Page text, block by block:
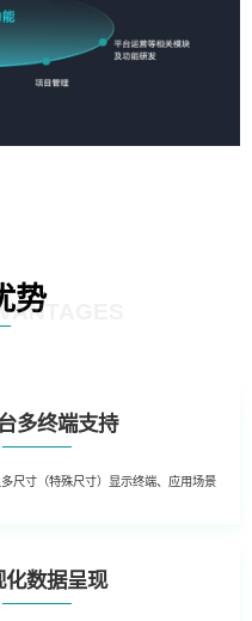
势
多终端支持
尺寸（特殊尺寸）显示终端、应用场景
化数据呈现